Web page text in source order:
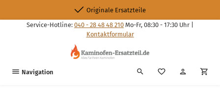
Originale Ersatzteile
Service-Hotline: 040 - 28 48 48 210 Mo-Fr, 08:30 - 17:30 Uhr |
Kontaktformular
Navigation Du hast 0